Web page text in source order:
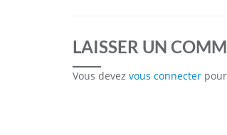
LAISSER UN
Vous devez vous connecter